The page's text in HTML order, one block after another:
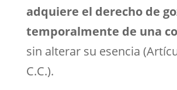
adquiere el derecho de
temporalmente de una
sin alterar su esencia
C.C.).